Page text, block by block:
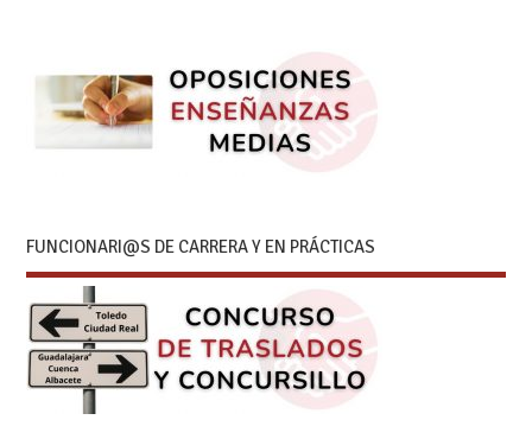
FUNCIONARI@S DE CARRERA Y EN PRÁCTICAS